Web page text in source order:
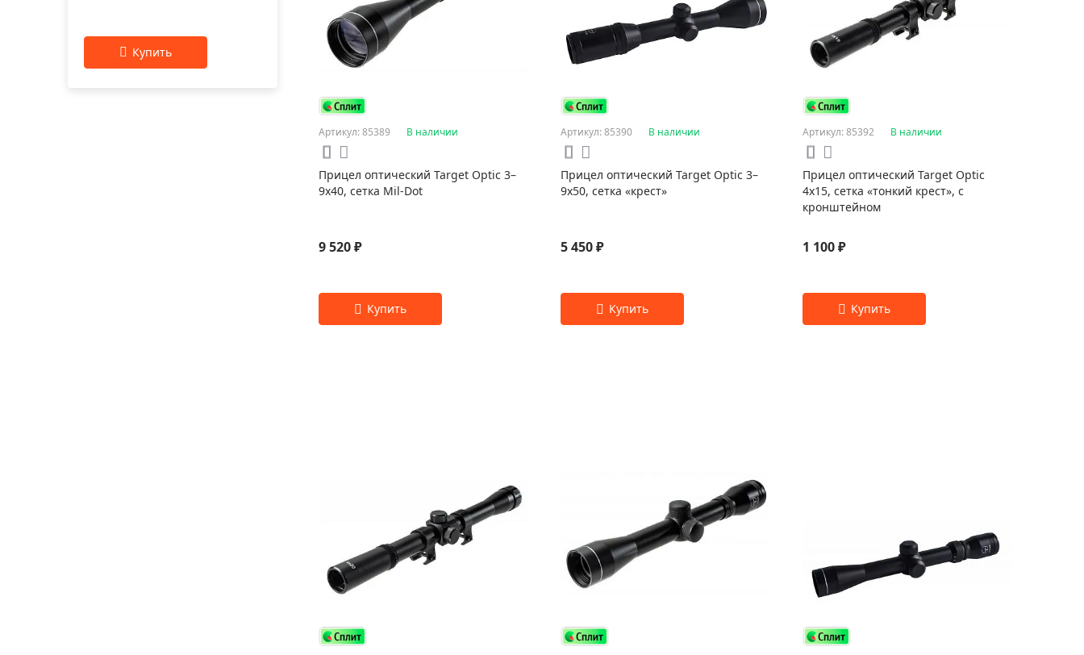
Артикул: 85389 В наличии
Прицел оптический Target Optic 3–
9x40, сетка Mil-Dot
9 520 ₽
Артикул: 85390 В наличии
Прицел оптический Target Optic 3–
9x50, сетка «крест»
5 450 ₽
Артикул: 85392 В наличии
Прицел оптический Target Optic
4x15, сетка «тонкий крест», с
кронштейном
1 100 ₽